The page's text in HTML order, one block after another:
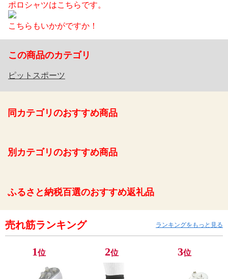
ポロシャツはこちらです。
こちらもいかがですか！
この商品のカテゴリ
ピットスポーツ
同カテゴリのおすすめ商品
別カテゴリのおすすめ商品
ふるさと納税百選のおすすめ返礼品
売れ筋ランキング ランキングをもっと見る
1位 2位 3位